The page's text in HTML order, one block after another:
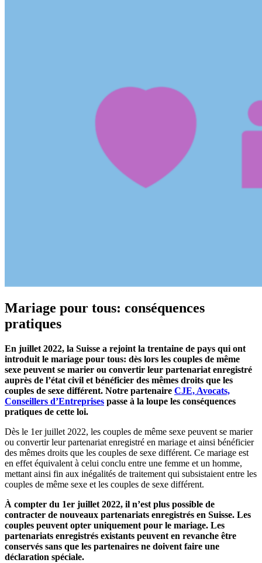
Mariage pour tous: conséquences
pratiques
En juillet 2022, la Suisse a rejoint la trentaine de pays qui ont
introduit le mariage pour tous: dès lors les couples de même
sexe peuvent se marier ou convertir leur partenariat enregistré
auprès de l’état civil et bénéficier des mêmes droits que les
couples de sexe différent. Notre partenaire CJE, Avocats,
Conseillers d’Entreprises passe à la loupe les conséquences
pratiques de cette loi.
Dès le 1er juillet 2022, les couples de même sexe peuvent se marier
ou convertir leur partenariat enregistré en mariage et ainsi bénéficier
des mêmes droits que les couples de sexe différent. Ce mariage est
en effet équivalent à celui conclu entre une femme et un homme,
mettant ainsi fin aux inégalités de traitement qui subsistaient entre les
couples de même sexe et les couples de sexe différent.
À compter du 1er juillet 2022, il n’est plus possible de
contracter de nouveaux partenariats enregistrés en Suisse. Les
couples peuvent opter uniquement pour le mariage. Les
partenariats enregistrés existants peuvent en revanche être
conservés sans que les partenaires ne doivent faire une
déclaration spéciale.